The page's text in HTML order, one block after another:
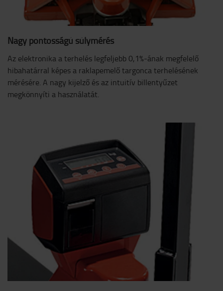
Nagy pontosságú súlymérés
Az elektronika a terhelés legfeljebb 0,1%-ának megfelelő
hibahatárral képes a raklapemelő targonca terhelésének
mérésére. A nagy kijelző és az intuitív billentyűzet
megkönnyíti a használatát.